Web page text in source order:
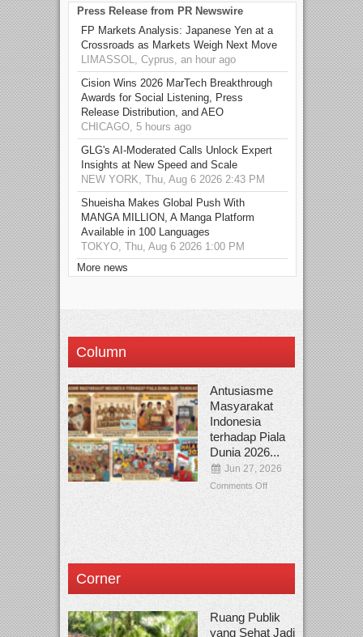
Press Release from PR Newswire
FP Markets Analysis: Japanese Yen at a
Crossroads as Markets Weigh Next Move
LIMASSOL, Cyprus, an hour ago
Cision Wins 2026 MarTech Breakthrough
Awards for Social Listening, Press
Release Distribution, and AEO
CHICAGO, 5 hours ago
GLG's AI-Moderated Calls Unlock Expert
Insights at New Speed and Scale
NEW YORK, Thu, Aug 6 2026 2:43 PM
Shueisha Makes Global Push With
MANGA MILLION, A Manga Platform
Available in 100 Languages
TOKYO, Thu, Aug 6 2026 1:00 PM
More news
Column
Antusiasme
Masyarakat
Indonesia
terhadap Piala
Dunia 2026...
Jun 27, 2026
Comments Off
Corner
Ruang Publik
yang Sehat Jadi